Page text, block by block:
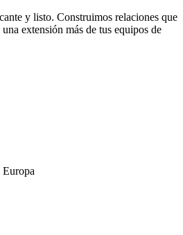
y listo. Construimos relaciones que
extensión más de tus equipos de